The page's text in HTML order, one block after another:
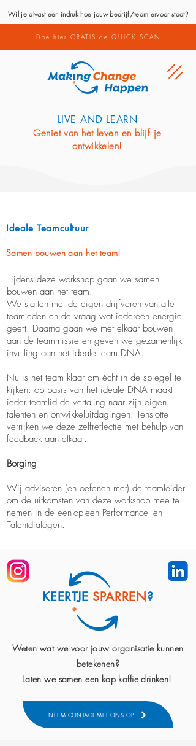
Wil je alvast een indruk hoe jouw bedrijf/team ervoor staat?
Doe hier GRATIS de QUICK SCAN
LIVE AND LEARN
Geniet van het leven en blijf je
ontwikkelen!
Ideale Teamcultuur
Samen bouwen aan het team!
Tijdens deze workshop gaan we samen
bouwen aan het team.
We starten met de eigen drijfveren van alle
teamleden en de vraag wat iedereen energie
geeft. Daarna gaan we met elkaar bouwen
aan de teammissie en geven we gezamenlijk
invulling aan het ideale team DNA.
Nu is het team klaar om écht in de spiegel te
kijken: op basis van het ideale DNA maakt
ieder teamlid de vertaling naar zijn eigen
talenten en ontwikkeluitdagingen. Tenslotte
verrijken we deze zelfreflectie met behulp van
feedback aan elkaar.
Borging
Wij adviseren (en oefenen met) de teamleider
om de uitkomsten van deze workshop mee te
nemen in de een-op-een Performance- en
Talentdialogen.
KEERTJESPARREN?
Weten wat we voor jouw organisatie kunnen
betekenen?
Laten we samen een kop koffie drinken!
NEEM CONTACT MET ONS OP